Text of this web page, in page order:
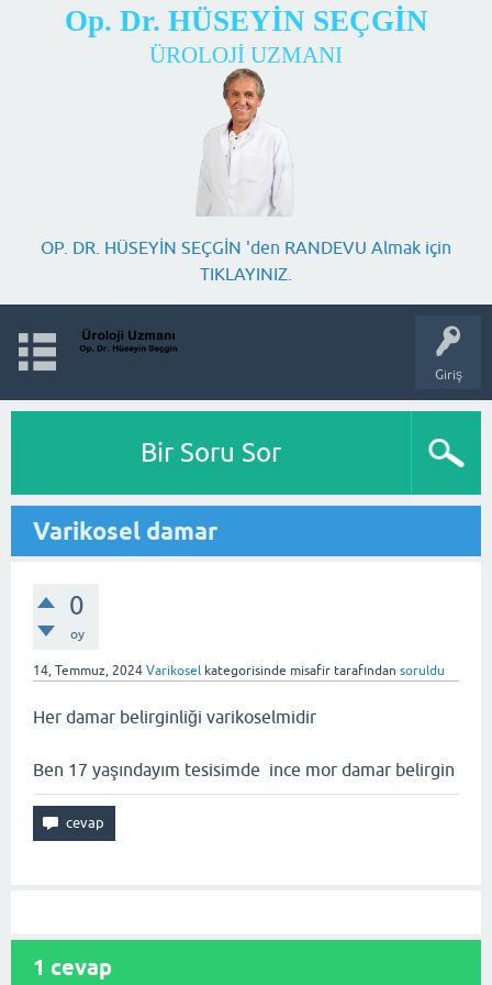
Op. Dr. HÜSEYİN SEÇGİN
ÜROLOJİ UZMANI
OP. DR. HÜSEYİN SEÇGİN 'den RANDEVU Almak için
TIKLAYINIZ.
Giriş
Bir Soru Sor
Varikosel damar
0
oy
14, Temmuz, 2024 Varikosel kategorisinde misafir tarafından soruldu
Her damar belirginliği varikoselmidir
Ben 17 yaşındayım tesisimde ince mor damar belirgin
1 cevap